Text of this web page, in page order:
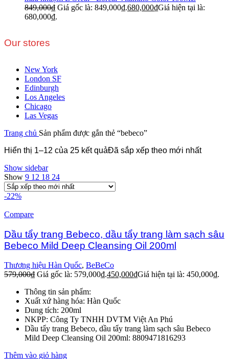
849,000₫ Giá gốc là: 849,000₫.680,000₫Giá hiện tại là:
680,000₫.
Our stores
New York
London SF
Edinburgh
Los Angeles
Chicago
Las Vegas
Trang chủ Sản phẩm được gắn thẻ “bebeco”
Hiển thị 1–12 của 25 kết quảĐã sắp xếp theo mới nhất
Show sidebar
Show 9 12 18 24
-22%
Compare
Dầu tẩy trang Bebeco, dầu tẩy trang làm sạch sâu
Bebeco Mild Deep Cleansing Oil 200ml
Thương hiệu Hàn Quốc, BeBeCo
579,000₫ Giá gốc là: 579,000₫.450,000₫Giá hiện tại là: 450,000₫.
Thông tin sản phẩm:
Xuất xứ hàng hóa: Hàn Quốc
Dung tích: 200ml
NKPP: Công Ty TNHH DVTM Việt An Phú
Dầu tẩy trang Bebeco, dầu tẩy trang làm sạch sâu Bebeco
Mild Deep Cleansing Oil 200ml: 8809471816293
Thêm vào giỏ hàng